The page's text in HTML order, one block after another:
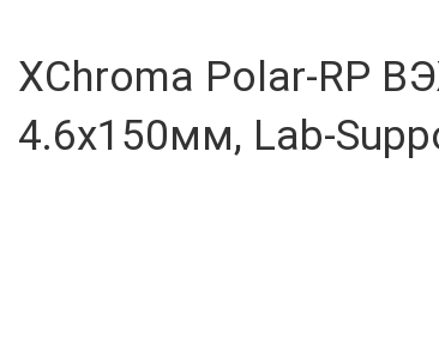
XChroma Polar-RP
4.6x150мм, Lab-